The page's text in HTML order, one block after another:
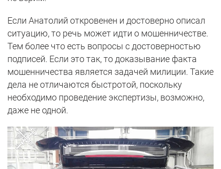
Если Анатолий откровенен и достоверно описал
ситуацию, то речь может идти о мошенничестве.
Тем более что есть вопросы с достоверностью
подписей. Если это так, то доказывание факта
мошенничества является задачей милиции. Такие
дела не отличаются быстротой, поскольку
необходимо проведение экспертизы, возможно,
даже не одной.